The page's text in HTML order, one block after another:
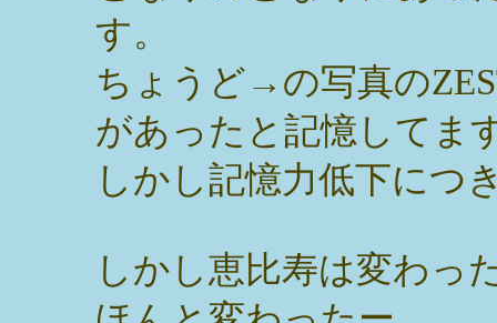
す。
ちょうど→の写真の
があったと記憶してま
しかし記憶力低下につ
しかし恵比寿は変わっ